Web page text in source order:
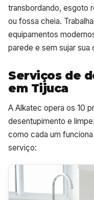
transbordando, esgoto
ou fossa cheia.
equipamentos
parede e sem sujar sua
Serviços de
em Tijuca
A Alkatec opera os 10
desentupimento e
como cada um
serviço: